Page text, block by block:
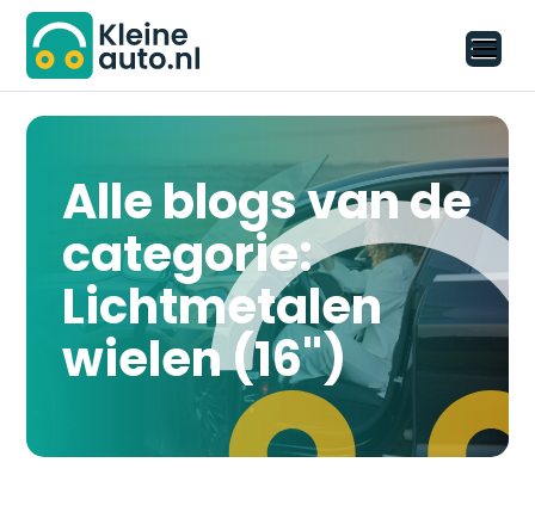
Alle blogs van de
categorie:
Lichtmetalen
wielen (16")